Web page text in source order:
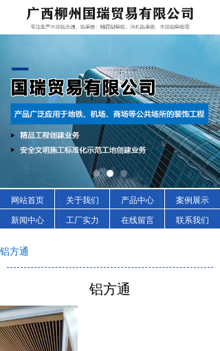
网站首页 关于我们 产品中心
案例展示
新闻中心
工厂实力 在线留言 联系我们
铝方通
铝方通